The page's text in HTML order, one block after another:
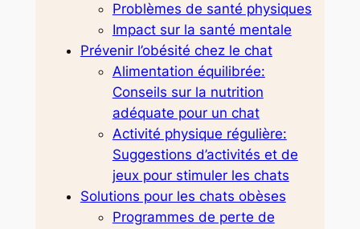
Problèmes de santé physiques
Impact sur la santé mentale
Prévenir l’obésité chez le chat
Alimentation équilibrée:
Conseils sur la nutrition
adéquate pour un chat
Activité physique régulière:
Suggestions d’activités et de
jeux pour stimuler les chats
Solutions pour les chats obèses
Programmes de perte de